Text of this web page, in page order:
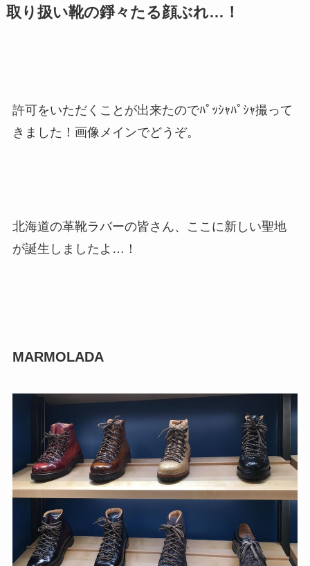
取り扱い靴の錚々たる顔ぶれ…！
許可をいただくことが出来たのでﾊﾟｯｼｬﾊﾟｼｬ撮って
きました！画像メインでどうぞ。
北海道の革靴ラバーの皆さん、ここに新しい聖地
が誕生しましたよ…！
MARMOLADA